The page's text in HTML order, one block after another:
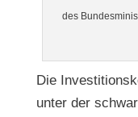
des
Die
unter der